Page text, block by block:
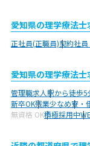
愛知県の理学療法
正社員(正職員)契約社
愛知県の理学療法
管理職求人駅から徒歩5
新卒OK残業少なめ寮・
無資格 OK積極採用中